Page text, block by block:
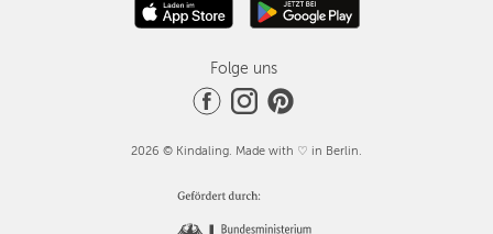
Folge uns
2026 © Kindaling. Made with ♡ in Berlin.